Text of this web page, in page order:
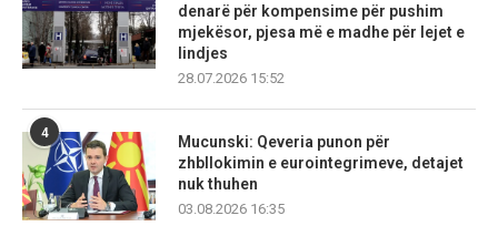
denarë për kompensime për pushim
mjekësor, pjesa më e madhe për lejet e
lindjes
28.07.2026 15:52
4
Mucunski: Qeveria punon për
zhbllokimin e eurointegrimeve, detajet
nuk thuhen
03.08.2026 16:35